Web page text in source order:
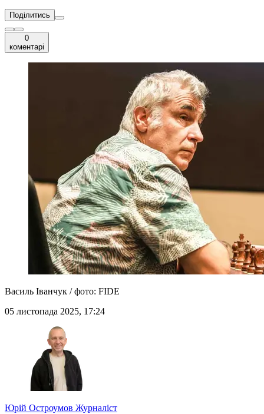
Поділитись
0
коментарі
Василь Іванчук / фото: FIDE
05 листопада 2025, 17:24
Юрій Остроумов Журналіст